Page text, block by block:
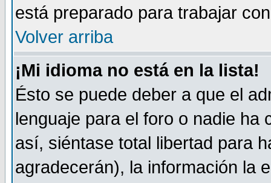
está preparado para trabajar
Volver arriba
¡Mi idioma no está en la lista!
Ésto se puede deber a que el
lenguaje para el foro o nadie ha
así, siéntase total libertad para
agradecerán), la información la